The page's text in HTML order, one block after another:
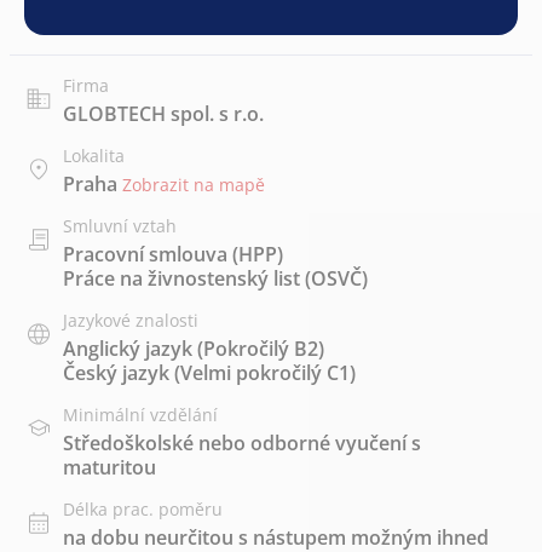
Firma
GLOBTECH spol. s r.o.
Lokalita
Praha Zobrazit na mapě
Smluvní vztah
Pracovní smlouva (HPP)
Práce na živnostenský list (OSVČ)
Jazykové znalosti
Anglický jazyk(Pokročilý B2)
Český jazyk(Velmi pokročilý C1)
Minimální vzdělání
Středoškolské nebo odborné vyučení s
maturitou
Délka prac. poměru
na dobu neurčitou s nástupem možným ihned